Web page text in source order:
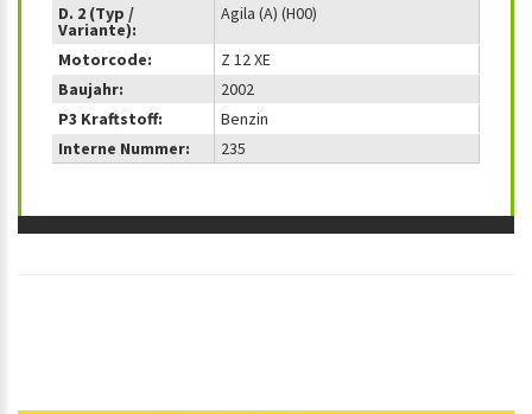
D. 2 (Typ /
Variante):
Agila (A) (H00)
Motorcode:
Z 12 XE
Baujahr:
2002
P3 Kraftstoff:
Benzin
Interne Nummer:
235